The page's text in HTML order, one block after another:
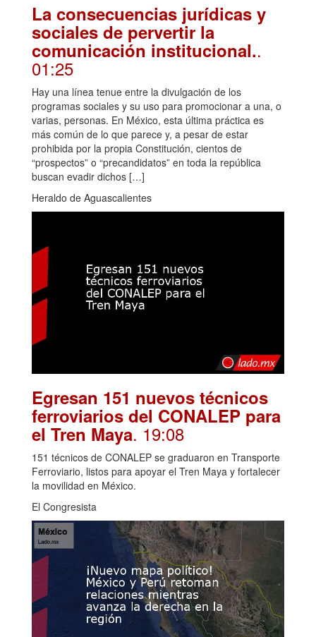
La consecuencias jurídicas y
sociales de pervertir la
comunicación institucional..
01:25
Hay una línea tenue entre la divulgación de los
programas sociales y su uso para promocionar a una, o
varias, personas. En México, esta última práctica es
más común de lo que parece y, a pesar de estar
prohibida por la propia Constitución, cientos de
“prospectos” o “precandidatos” en toda la república
buscan evadir dichos […]
Heraldo de Aguascalientes
Egresan 151 nuevos técnicos
ferroviarios del CONALEP para
el Tren Maya. 19:08
151 técnicos de CONALEP se graduaron en Transporte
Ferroviario, listos para apoyar el Tren Maya y fortalecer
la movilidad en México.
El Congresista